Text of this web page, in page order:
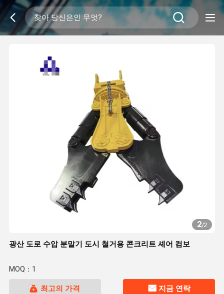
2/2
광산 도로 수압 분말기 도시 철거용 콘크리트 셰어 컴보
MOQ：1
최고의 가격 지금 연락